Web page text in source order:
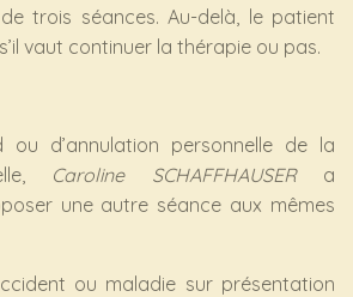
trois séances. Au-delà, le patient
vaut continuer la thérapie ou pas.
d’annulation personnelle de la
Caroline SCHAFFHAUSERa
une autre séance aux mêmes
ou maladie sur présentation